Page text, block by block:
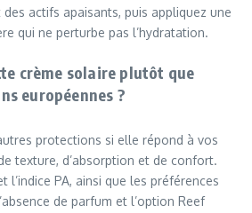
actifs apaisants, puis appliquez une
qui ne perturbe pas l’hydratation.
crème solaire plutôt que
européennes ?
protections si elle répond à vos
texture, d’absorption et de confort.
l’indice PA, ainsi que les préférences
de parfum et l’option Reef